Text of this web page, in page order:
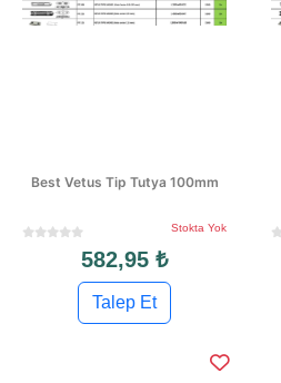
Best Vetus Tip Tutya 100mm
Stokta Yok
582,95 ₺
Talep Et